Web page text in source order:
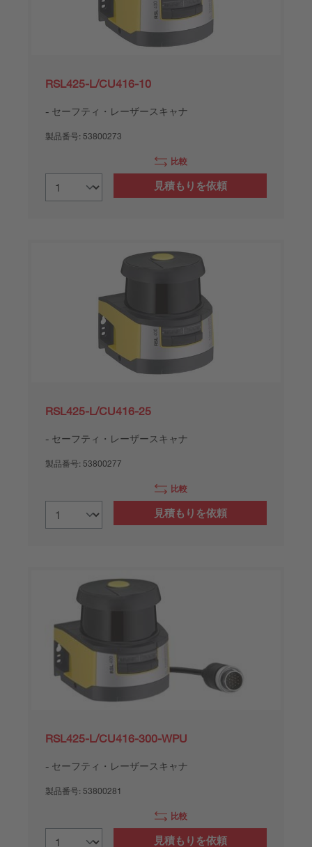
RSL425-L/CU416-10
セーフティ・レーザースキャナ
製品番号: 53800273
比較
見積もりを依頼
RSL425-L/CU416-25
セーフティ・レーザースキャナ
製品番号: 53800277
比較
見積もりを依頼
RSL425-L/CU416-300-WPU
セーフティ・レーザースキャナ
製品番号: 53800281
比較
見積もりを依頼